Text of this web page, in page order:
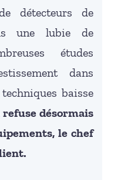
détecteurs de
une lubie de
études
dans
baisse
refuse désormais
le chef